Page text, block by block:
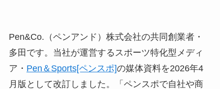
Pen&Co.（ペンアンド）株式会社の共同創業者・
多田です。当社が運営するスポーツ特化型メディ
ア・ Pen＆Sports[ペンスポ]の媒体資料を2026年4
月版として改訂しました。「ペンスポで自社や商